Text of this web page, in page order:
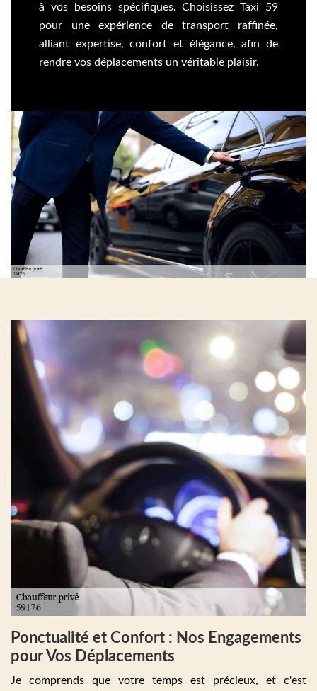
à vos besoins spécifiques. Choisissez Taxi 59
pour une expérience de transport raffinée,
alliant expertise, confort et élégance, afin de
rendre vos déplacements un véritable plaisir.
Ponctualité et Confort : Nos Engagements
pour Vos Déplacements
Je comprends que votre temps est précieux, et c'est